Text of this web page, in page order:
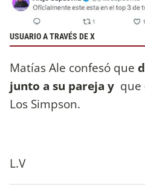
USUARIO A TRAVÉS DE X
Matías Ale confesó que
junto a su pareja y que
Los Simpson.
L.V